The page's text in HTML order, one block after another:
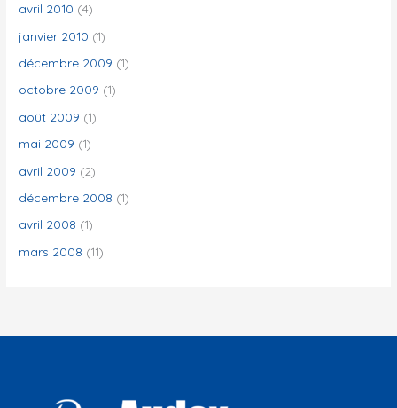
avril 2010 (4)
janvier 2010 (1)
décembre 2009 (1)
octobre 2009 (1)
août 2009 (1)
mai 2009 (1)
avril 2009 (2)
décembre 2008 (1)
avril 2008 (1)
mars 2008 (11)